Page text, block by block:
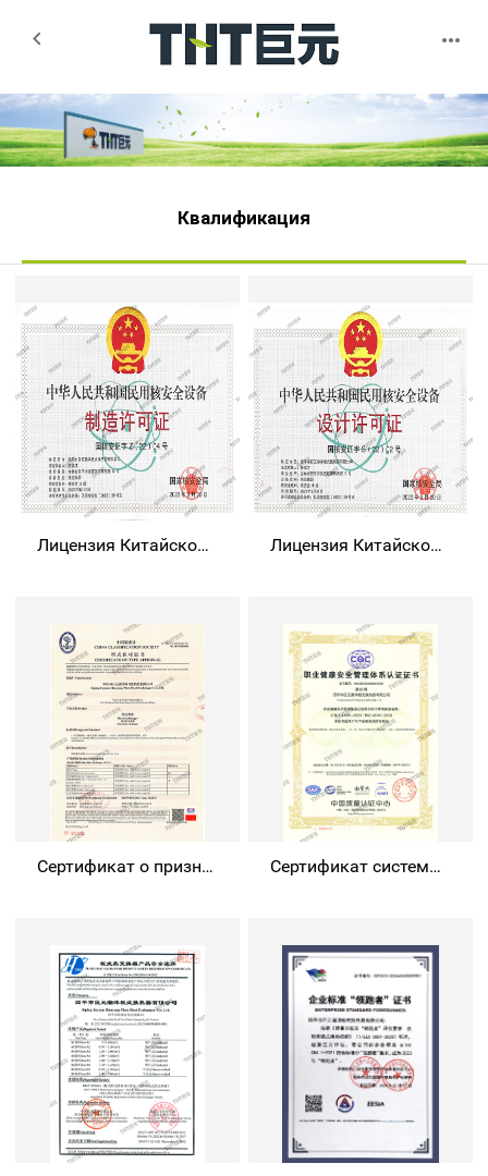
 
Квалификация
Лицензия Китайской Народной Республики на производство гражданского оборудовани Лицензия Китайской Народной Республики на проектирование гражданского оборудова
Сертификат о признании типа китайского классификационного общества Сертификат системы менеджмента гигиены и безопасности труда